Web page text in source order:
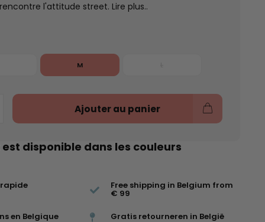
l'attitude street. Lire plus..
M
Ajouter au panier
disponible dans les couleurs
Free shipping in Belgium from
€ 99
en Belgique Gratis retourneren in België